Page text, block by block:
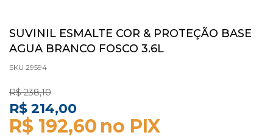
SUVINIL ESMALTE COR & PROTEÇÃO BASE
AGUA BRANCO FOSCO 3.6L
SKU 29594
R$ 238,10
R$ 214,00
R$ 192,60